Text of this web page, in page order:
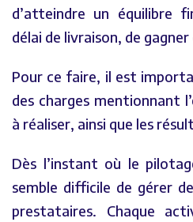
d’atteindre un équilibre
délai de livraison, de
Pour ce faire, il est
des charges mentionnant
à réaliser, ainsi que les
Dès l’instant où le
semble difficile de gérer
prestataires. Chaque